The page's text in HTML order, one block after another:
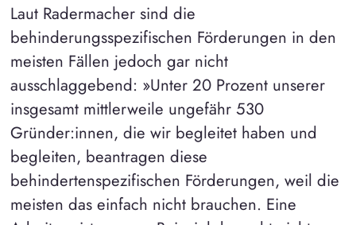
Laut Radermacher sind die
behinderungsspezifischen Förderungen in den
meisten Fällen jedoch gar nicht
ausschlaggebend: »Unter 20 Prozent unserer
insgesamt mittlerweile ungefähr 530
Gründer:innen, die wir begleitet haben und
begleiten, beantragen diese
behindertenspezifischen Förderungen, weil die
meisten das einfach nicht brauchen. Eine